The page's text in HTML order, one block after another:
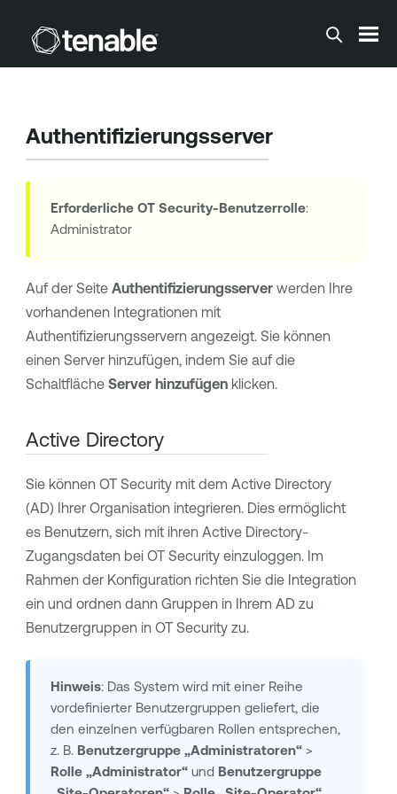
Zum Hauptinhalt springen
Authentifizierungsserver
Erforderliche OT Security-Benutzerrolle:
Administrator
Auf der Seite Authentifizierungsserverwerden Ihre
vorhandenen Integrationen mit
Authentifizierungsservern angezeigt. Sie können
einen Server hinzufügen, indem Sie auf die
Schaltfläche Server hinzufügenklicken.
Active Directory
Sie können OT Securitymit dem Active Directory
(AD) Ihrer Organisation integrieren. Dies ermöglicht
es Benutzern, sich mit ihren Active Directory-
Zugangsdaten bei OT Securityeinzuloggen. Im
Rahmen der Konfiguration richten Sie die Integration
ein und ordnen dann Gruppen in Ihrem AD zu
Benutzergruppen in OT Securityzu.
Hinweis: Das System wird mit einer Reihe
vordefinierter Benutzergruppen geliefert, die
den einzelnen verfügbaren Rollen entsprechen,
z. B. Benutzergruppe „Administratoren“>
Rolle „Administrator“und Benutzergruppe